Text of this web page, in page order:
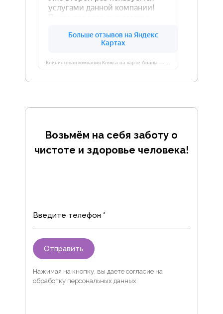
Возьмём на себя заботу о
чистоте и здоровье человека!
Введите телефон *
Отправить
Нажимая на кнопку, вы даете согласие на
обработку персональных данных